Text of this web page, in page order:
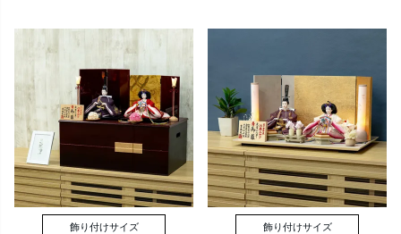
飾り付けサイズ
飾り付けサイズ